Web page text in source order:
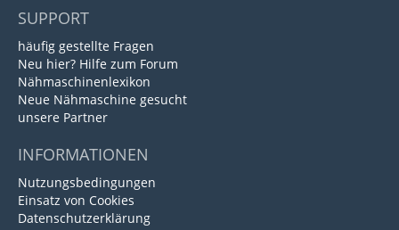
SUPPORT
häufig gestellte Fragen
Neu hier? Hilfe zum Forum
Nähmaschinenlexikon
Neue Nähmaschine gesucht
unsere Partner
INFORMATIONEN
Nutzungsbedingungen
Einsatz von Cookies
Datenschutzerklärung